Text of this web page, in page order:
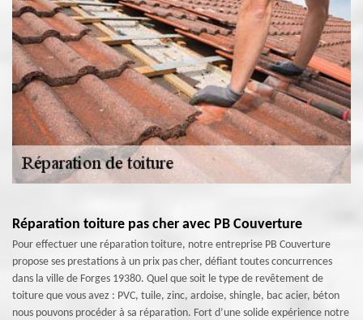
Réparation toiture pas cher avec PB Couverture
Pour effectuer une réparation toiture, notre entreprise PB Couverture
propose ses prestations à un prix pas cher, défiant toutes concurrences
dans la ville de Forges 19380. Quel que soit le type de revêtement de
toiture que vous avez : PVC, tuile, zinc, ardoise, shingle, bac acier, béton
nous pouvons procéder à sa réparation. Fort d’une solide expérience notre